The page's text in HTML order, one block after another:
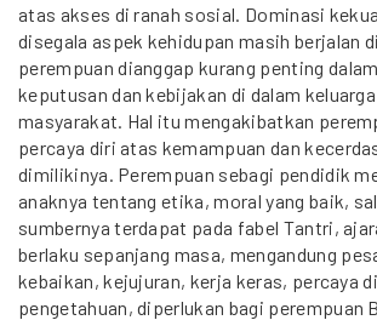
atas akses di ranah sosial. Dominasi
disegala aspek kehidupan masih berjalan
perempuan dianggap kurang penting
keputusan dan kebijakan di dalam
masyarakat. Hal itu mengakibatkan
percaya diri atas kemampuan dan
dimilikinya. Perempuan sebagi pendidik
anaknya tentang etika, moral yang baik,
sumbernya terdapat pada fabel Tantri,
berlaku sepanjang masa, mengandung
kebaikan, kejujuran, kerja keras, percaya
pengetahuan, diperlukan bagi perempuan